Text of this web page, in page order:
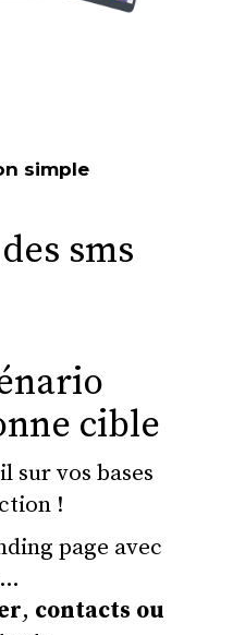
simple
sms
cible
sur vos bases
!
page avec
, contacts ou